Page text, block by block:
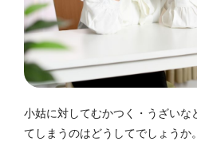
小姑に対してむかつく・うざいな
てしまうのはどうしてでしょうか。